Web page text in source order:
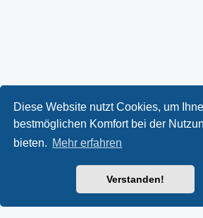
Diese Website nutzt Cookies, um
bestmöglichen Komfort bei der
bieten. Mehr erfahren
Verstanden!